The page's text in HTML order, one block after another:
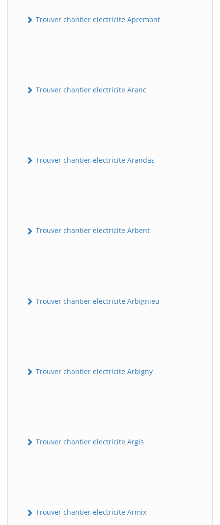
Trouver chantier electricite Apremont
Trouver chantier electricite Aranc
Trouver chantier electricite Arandas
Trouver chantier electricite Arbent
Trouver chantier electricite Arbignieu
Trouver chantier electricite Arbigny
Trouver chantier electricite Argis
Trouver chantier electricite Armix